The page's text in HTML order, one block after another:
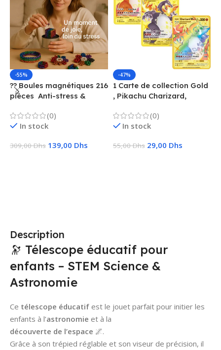
-55%
?? Boules magnétiques 216
pièces  Anti-stress &
(0)
In stock
309,00Dhs 139,00 Dhs
-47%
1 Carte de collection Gold
, Pikachu Charizard,
(0)
In stock
55,00Dhs 29,00 Dhs
Description
🔭 Télescope éducatif pour
enfants – STEM Science &
Astronomie
Ce télescope éducatif est le jouet parfait pour initier les
enfants à l’astronomie et à la
découverte de l’espace 🌌.
Grâce à son trépied réglable et son viseur de précision, il